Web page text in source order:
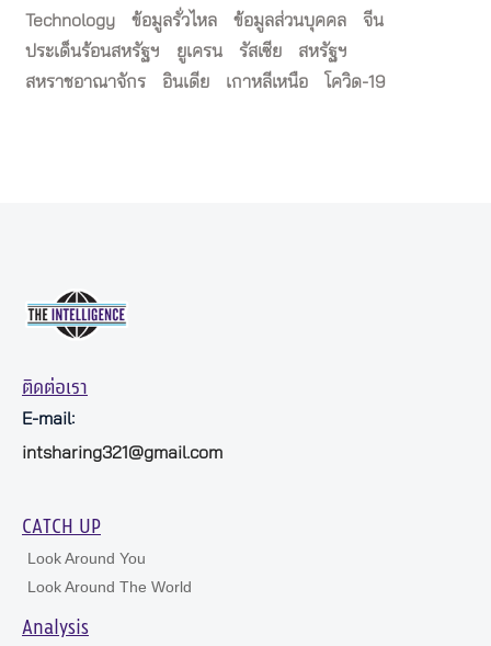
Technology
ข้อมูลรั่วไหล ข้อมูลส่วนบุคคล
จีน
ประเด็นร้อนสหรัฐฯ
ยูเครน รัสเซีย
สหรัฐฯ
สหราชอาณาจักร
อินเดีย เกาหลีเหนือ โควิด-19
ติดต่อเรา
E-mail:
intsharing321@gmail.com
CATCH UP
Look Around You
Look Around The World
Analysis